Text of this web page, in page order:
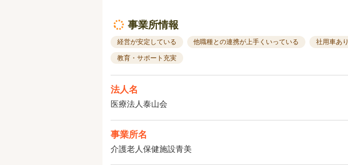
事業所情報
経営が安定している 他職種との連携が上手くいっている 社用車あり
教育・サポート充実
法人名
医療法人泰山会
事業所名
介護老人保健施設青美